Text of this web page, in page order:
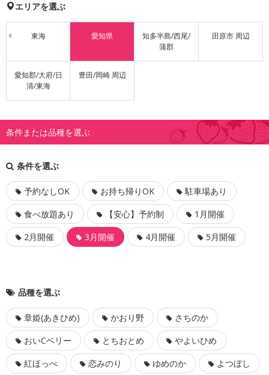
エリアを選ぶ
東海 愛知県
知多半島/西尾/
蒲郡
田原市 周辺
愛知郡/大府/日
清/東海
豊田/岡崎 周辺
条件または品種を選ぶ
条件を選ぶ
予約なしOK お持ち帰りOK
駐車場あり
食べ放題あり
【安心】予約制
1月開催
2月開催
3月開催 4月開催 5月開催
品種を選ぶ
章姫(あきひめ) かおり野
さちのか
おいCベリー
とちおとめ
やよいひめ
紅ほっぺ
恋みのり ゆめのか よつぼし